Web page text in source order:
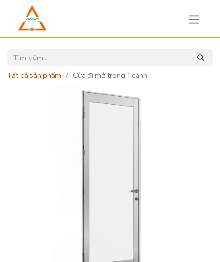
Tất cả sản phẩm Cửa đi mở trong 1 cánh